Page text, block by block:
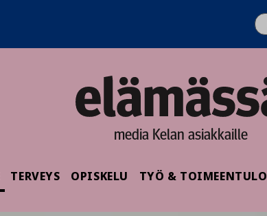
media Kelan asiakkaille
TERVEYS OPISKELU TYÖ & TOIMEENTULO